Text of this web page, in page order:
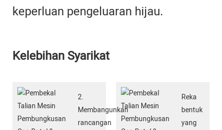
keperluan pengeluaran hijau.
Kelebihan Syarikat
2.
Membangunkan
rancangan
Reka
bentuk
yang